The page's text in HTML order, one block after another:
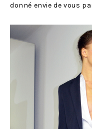
donné envie de vous